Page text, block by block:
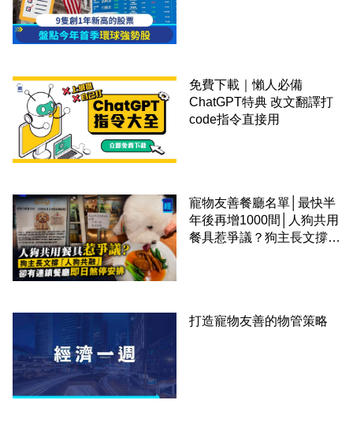
免費下載｜懶人必備
ChatGPT特典 改文翻譯打
code指令直接用
寵物友善餐廳名單│最快半
年後再增1000間│人狗共用
餐具惹爭議？狗主長文撐
打造寵物友善的物管策略